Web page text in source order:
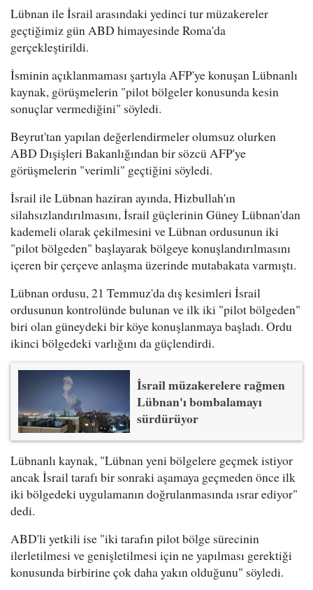
Lübnan ile İsrail arasındaki yedinci tur müzakereler
geçtiğimiz gün ABD himayesinde Roma'da
gerçekleştirildi.
İsminin açıklanmaması şartıyla AFP'ye konuşan Lübnanlı
kaynak, görüşmelerin "pilot bölgeler konusunda kesin
sonuçlar vermediğini" söyledi.
Beyrut'tan yapılan değerlendirmeler olumsuz olurken
ABD Dışişleri Bakanlığından bir sözcü AFP'ye
görüşmelerin "verimli" geçtiğini söyledi.
İsrail ile Lübnan haziran ayında, Hizbullah'ın
silahsızlandırılmasını, İsrail güçlerinin Güney Lübnan'dan
kademeli olarak çekilmesini ve Lübnan ordusunun iki
"pilot bölgeden" başlayarak bölgeye konuşlandırılmasını
içeren bir çerçeve anlaşma üzerinde mutabakata varmıştı.
Lübnan ordusu, 21 Temmuz'da dış kesimleri İsrail
ordusunun kontrolünde bulunan ve ilk iki "pilot bölgeden"
biri olan güneydeki bir köye konuşlanmaya başladı. Ordu
ikinci bölgedeki varlığını da güçlendirdi.
İsrail müzakerelere rağmen
Lübnan'ı bombalamayı
sürdürüyor
Lübnanlı kaynak, "Lübnan yeni bölgelere geçmek istiyor
ancak İsrail tarafı bir sonraki aşamaya geçmeden önce ilk
iki bölgedeki uygulamanın doğrulanmasında ısrar ediyor"
dedi.
ABD'li yetkili ise "iki tarafın pilot bölge sürecinin
ilerletilmesi ve genişletilmesi için ne yapılması gerektiği
konusunda birbirine çok daha yakın olduğunu" söyledi.